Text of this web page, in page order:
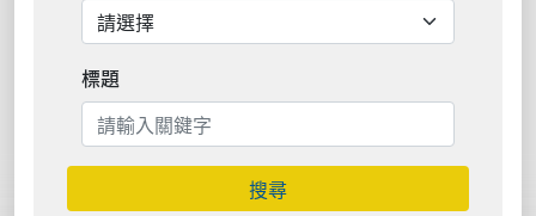
標題
搜尋